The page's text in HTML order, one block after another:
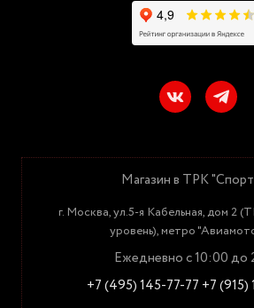
Магазин в ТРК
г. Москва, ул.5-я Кабельная, дом 2
уровень), метро
Ежедневно с 10:00 до
+7 (495) 145-77-77 +7 (915)